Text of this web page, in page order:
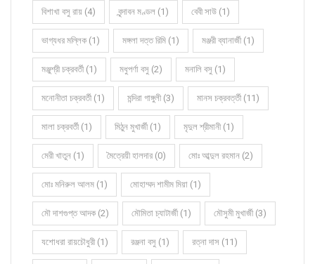
বিশাখা বসু রায় (4) বৃন্দাবন মণ্ডল (1) বেবী সাউ (1)
ভাগ্যধর মল্লিক (1) মঙ্গলা দত্ত রিমি (1) মঞ্জরী ব্যানার্জী (1)
মঞ্জুশ্রী চক্রবর্তী (1) মধুপর্ণা বসু (2) মনালি বসু (1)
মনোনীতা চক্রবর্তী (1) মন্দিরা গাঙ্গুলী (3) মানস চক্রবর্ত্তী (11)
মালা চক্রবর্তী (1) মিঠুন মুখার্জী (1) মৃদুল শ্রীমানী (1)
মেরী খাতুন (1) মৈত্রেয়ী হালদার (0) মোঃ আব্দুল রহমান (2)
মোঃ মনিরুল আলম (1) মোহাম্মদ শামীম মিয়া (1)
মৌ দাশগুপ্ত আদক (2) মৌমিতা চ্যাটার্জী (1) মৌসুমী মুখার্জী (3)
যশোধরা রায়চৌধুরী (1) রঞ্জনা বসু (1) রত্না দাস (11)